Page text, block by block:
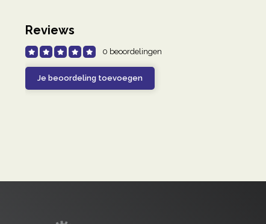
Reviews
0 beoordelingen
Je beoordeling toevoegen